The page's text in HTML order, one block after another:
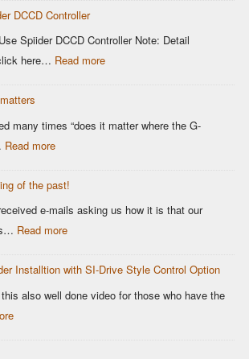
Controllers
G-
Sensor
vs
Motorsports
DCCD
DCCD Controller
Spiider DCCD Controller Note: Detail
here… Read more:
–
many times “does it matter where the G-
Read more:
sensor
Location
of the past!
e-mails asking us how it is that our
Read more:
maps
are
Installtion with SI-Drive Style Control Option
also well done video for those who have the
: